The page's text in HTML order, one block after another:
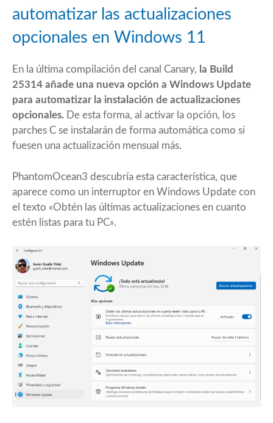
automatizar las actualizaciones
opcionales en Windows 11
En la última compilación del canal Canary, la Build
25314 añade una nueva opción a Windows Update
para automatizar la instalación de actualizaciones
opcionales. De esta forma, al activar la opción, los
parches C se instalarán de forma automática como si
fuesen una actualización mensual más.
PhantomOcean3 descubría esta característica, que
aparece como un interruptor en Windows Update con
el texto «Obtén las últimas actualizaciones en cuanto
estén listas para tu PC».